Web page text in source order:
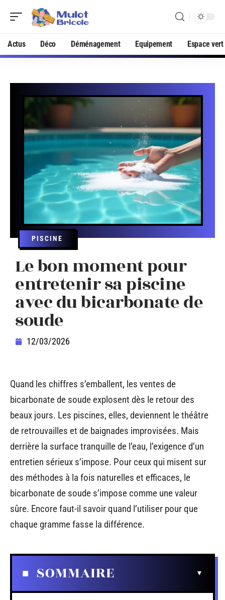
Actus Déco Déménagement Equipement Espace vert
PISCINE
Le bon moment pour
entretenir sa piscine
avec du bicarbonate de
soude
12/03/2026
Quand les chiffres s’emballent, les ventes de
bicarbonate de soude explosent dès le retour des
beaux jours. Les piscines, elles, deviennent le théâtre
de retrouvailles et de baignades improvisées. Mais
derrière la surface tranquille de l’eau, l’exigence d’un
entretien sérieux s’impose. Pour ceux qui misent sur
des méthodes à la fois naturelles et efficaces, le
bicarbonate de soude s’impose comme une valeur
sûre. Encore faut-il savoir quand l’utiliser pour que
chaque gramme fasse la différence.
SOMMAIRE